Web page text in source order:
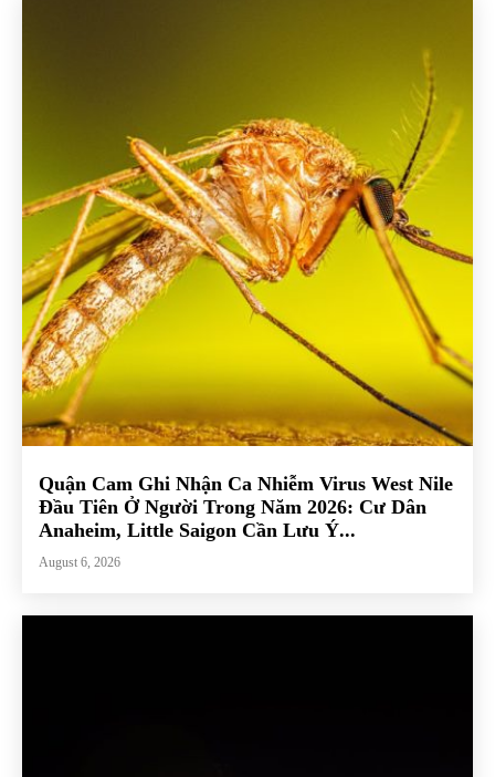
Quận Cam Ghi Nhận Ca Nhiễm Virus West Nile
Đầu Tiên Ở Người Trong Năm 2026: Cư Dân
Anaheim, Little Saigon Cần Lưu Ý...
August 6, 2026